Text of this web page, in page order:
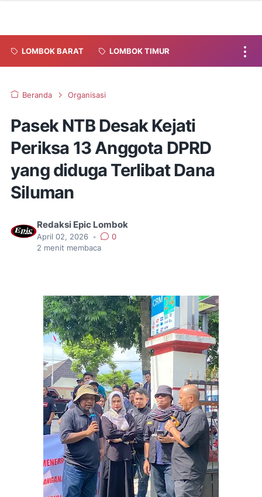
LOMBOK BARAT LOMBOK TIMUR
Beranda Organisasi
Pasek NTB Desak Kejati
Periksa 13 Anggota DPRD
yang diduga Terlibat Dana
Siluman
Redaksi Epic Lombok
April 02, 2026 •
0
2 menit membaca